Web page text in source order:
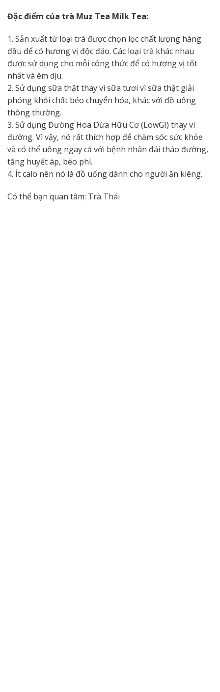
Đặc điểm của trà Muz Tea Milk Tea:
1. Sản xuất từ ​​loại trà được chọn lọc chất lượng hàng
đầu để có hương vị độc đáo. Các loại trà khác nhau
được sử dụng cho mỗi công thức để có hương vị tốt
nhất và êm dịu.
2. Sử dụng sữa thật thay vì sữa tươi vì sữa thật giải
phóng khỏi chất béo chuyển hóa, khác với đồ uống
thông thường.
3. Sử dụng Đường Hoa Dừa Hữu Cơ (LowGI) thay vì
đường. Vì vậy, nó rất thích hợp để chăm sóc sức khỏe
và có thể uống ngay cả với bệnh nhân đái tháo đường,
tăng huyết áp, béo phì.
4. Ít calo nên nó là đồ uống dành cho người ăn kiêng.
Có thể bạn quan tâm: Trà Thái